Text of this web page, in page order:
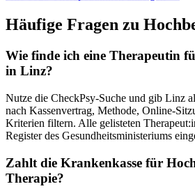
Häufige Fragen zu
Wie finde ich eine Therapeutin
in Linz?
Nutze die CheckPsy-Suche und gib Linz
nach Kassenvertrag, Methode, Online-
Kriterien filtern. Alle gelisteten
Register des Gesundheitsministeriums
Zahlt die Krankenkasse für
Therapie?